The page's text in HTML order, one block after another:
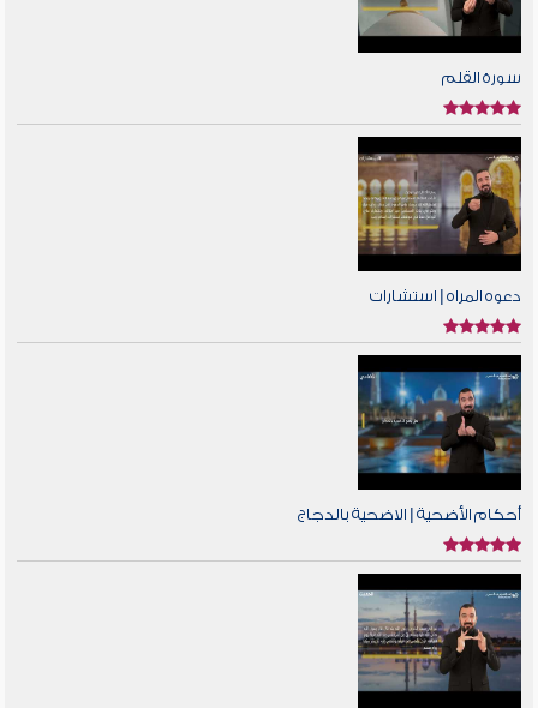
سورة القلم
دعوه المراه | استشارات
أحكام الأضحية | الاضحية بالدجاج